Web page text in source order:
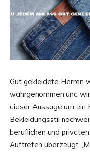
Gut gekleidete Herren
wahrgenommen und
dieser Aussage um ein
Bekleidungsstil
beruflichen und
Auftreten überzeugt